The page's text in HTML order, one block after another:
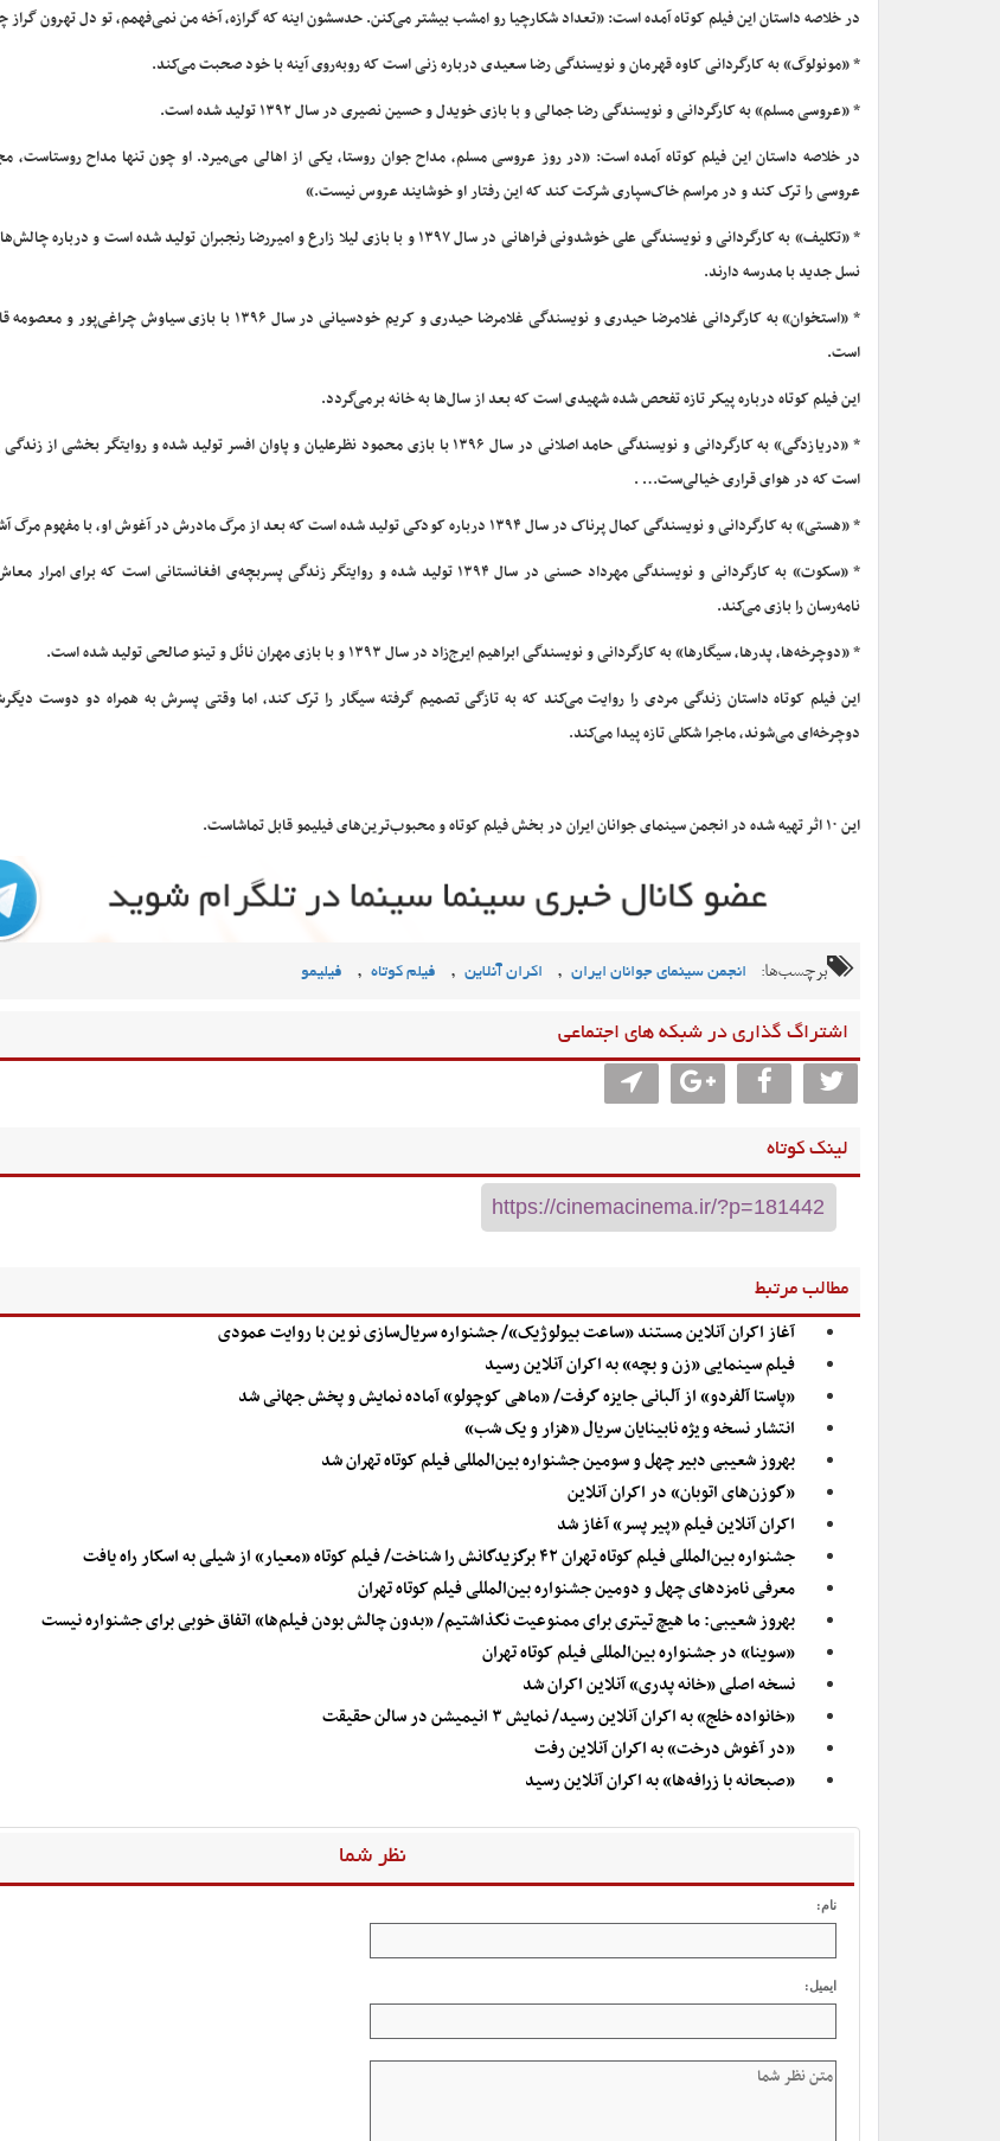
در خلاصه داستان این فیلم کوتاه آمده است: «تعداد شکارچیا رو امشب بیشتر می‌کنن. حدسشون اینه که گرازه، آخه من نمی‌فهمم، تو دل تهرون گراز
* «مونولوگ» به کارگردانی کاوه قهرمان و نویسندگی رضا سعیدی درباره زنی است که روبه‌روی آینه با خود صحبت می‌کند.
* «عروسی مسلم» به کارگردانی و نویسندگی رضا جمالی و با بازی خویدل و حسین نصیری در سال ۱۳۹۲ تولید شده است.
در خلاصه داستان این فیلم کوتاه آمده است: «در روز عروسی مسلم، مداح جوان روستا، یکی از اهالی می‌میرد. او چون تنها مداح روستاست،
عروسی را ترک کند و در مراسم خاک‌سپاری شرکت کند که این رفتار او خوشایند عروس نیست.»
* «تکلیف» به کارگردانی و نویسندگی علی خوشدونی فراهانی در سال ۱۳۹۷ و با بازی لیلا زارع و امیررضا رنجبران تولید شده
نسل جدید با مدرسه دارند.
* «استخوان» به کارگردانی غلامرضا حیدری و نویسندگی غلامرضا حیدری و کریم خودسیانی در سال ۱۳۹۶
است.
این فیلم کوتاه درباره پیکر تازه تفحص شده شهیدی است که بعد از سال‌ها به خانه برمی‌گردد.
* «دریازدگی» به کارگردانی و نویسندگی حامد اصلانی در سال ۱۳۹۶ با بازی محمود نظرعلیان و پاوان افسر تولید شده و
است که در هوای قراری خیالی‌ست… .
* «هستی» به کارگردانی و نویسندگی کمال پرناک در سال ۱۳۹۴ درباره کودکی تولید شده است که بعد از مرگ مادرش در آغوش او، با مفهوم مرگ آشنا می‌شود.
* «سکوت» به کارگردانی و نویسندگی مهرداد حسنی در سال ۱۳۹۴ تولید شده و روایتگر زندگی پسربچه‌ی افغانستانی است که
نامه‌رسان را بازی می‌کند.
* «دوچرخه‌ها، پدرها، سیگارها» به کارگردانی و نویسندگی ابراهیم ایرج‌زاد در سال ۱۳۹۳ و با بازی مهران نائل و تینو صالحی تولید شده است.
این فیلم کوتاه داستان زندگی مردی را روایت می‌کند که به تازگی تصمیم گرفته سیگار را ترک کند، اما وقتی پسرش به همراه دو دوست
دوچرخه‌ای می‌شوند، ماجرا شکلی تازه پیدا می‌کند.
این ۱۰ اثر تهیه شده در انجمن سینمای جوانان ایران در بخش فیلم کوتاه و محبوب‌ترین‌های فیلیمو قابل تماشاست.
برچسب‌ها: انجمن سینمای جوانان ایران , اکران آنلاین , فیلم کوتاه , فیلیمو‌
اشتراگ گذاری در شبکه های اجتماعی
لینک کوتاه
مطالب مرتبط
آغاز اکران آنلاین مستند «ساعت بیولوژیک»/ جشنواره سریال‌سازی نوین با روایت عمودی
فیلم سینمایی «زن و بچه» به اکران آنلاین رسید
«پاستا آلفردو» از آلبانی جایزه گرفت/ «ماهی کوچولو» آماده نمایش و پخش جهانی شد
انتشار نسخه ویژه نابینایان سریال «هزار و یک شب»
بهروز شعیبی دبیر چهل و سومین جشنواره بین‌المللی فیلم کوتاه تهران شد
«گوزن‌های اتوبان» در اکران آنلاین
اکران آنلاین فیلم «پیر پسر» آغاز شد
جشنواره بین‌المللی فیلم کوتاه تهران ۴۲ برگزیدگانش را شناخت/ فیلم کوتاه «معیار» از شیلی به اسکار راه یافت
معرفی نامزدهای چهل و دومین جشنواره بین‌المللی فیلم کوتاه تهران
بهروز شعیبی: ما هیچ تیتری برای ممنوعیت نگذاشتیم/ «بدون چالش بودن فیلم‌ها» اتفاق خوبی برای جشنواره نیست
«سوینا» در جشنواره بین‌المللی فیلم کوتاه تهران
نسخه اصلی «خانه پدری» آنلاین اکران شد
«خانواده خلج» به اکران آنلاین رسید/ نمایش ۳ انیمیشن در سالن حقیقت
«در آغوش درخت» به اکران آنلاین رفت
«صبحانه با زرافه‌ها» به اکران آنلاین رسید
نظر شما
نام:
ایمیل: